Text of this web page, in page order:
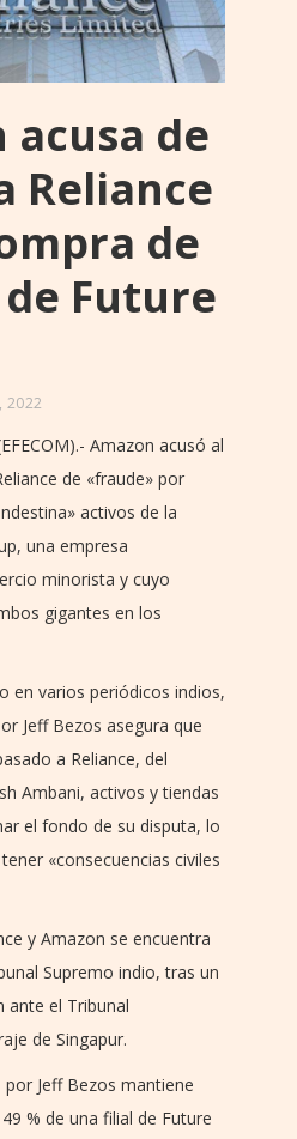
acusa de
Reliance
de
Future
2022
Amazon acusó al
de «fraude» por
activos de la
una empresa
minorista y cuyo
gigantes en los
en varios periódicos indios,
Jeff Bezos asegura que
a Reliance, del
Ambani, activos y tiendas
el fondo de su disputa, lo
«consecuencias civiles
y Amazon se encuentra
Supremo indio, tras un
ante el Tribunal
de Singapur.
Jeff Bezos mantiene
% de una filial de Future